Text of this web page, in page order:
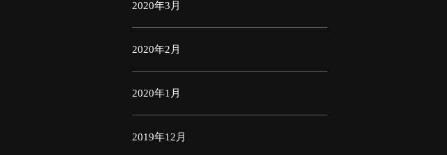
2020年3月
2020年2月
2020年1月
2019年12月